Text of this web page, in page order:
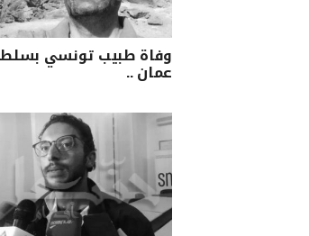
وفاة طبيب تونسي
عمان ..